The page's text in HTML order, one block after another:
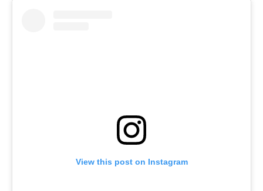
View this post on Instagram